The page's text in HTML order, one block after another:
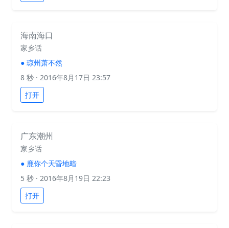
海南海口
家乡话
● 琼州萧不然
8 秒 · 2016年8月17日 23:57
打开
广东潮州
家乡话
● 鹿你个天昏地暗
5 秒 · 2016年8月19日 22:23
打开